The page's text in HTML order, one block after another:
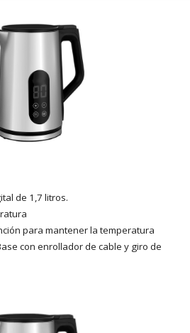
de 1,7 litros.
para mantener la temperatura
con enrollador de cable y giro de